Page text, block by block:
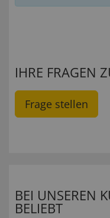
IHRE FRAGEN
Frage stellen
BEI UNSEREN
BELIEBT